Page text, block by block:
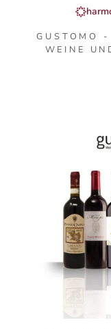
GUSTOMO
WEINE